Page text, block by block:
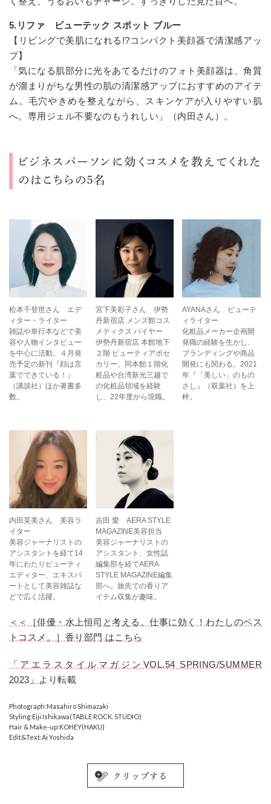
5.リファ ビューテック スポット ブルー
【リビングで美肌になれる!?コンパクト美顔器で清潔感アッ
プ】
「気になる肌部分に光をあてるだけのフォト美顔器は、角質
が溜まりがちな男性の肌の清潔感アップにおすすめのアイテ
ム。毛穴やきめを整えながら、スキンケアが入りやすい肌
へ。専用ジェル不要なのもうれしい」（内田さん）。
ビジネスパーソンに効くコスメを教えてくれた
のはこちらの５名
松本千登世さん エデ
ィター・ライター
雑誌や単行本などで美
容や人物インタビュー
を中心に活動。４月発
売予定の新刊『顔は言
葉でできている！』
（講談社）ほか著書多
数。
宮下美彩子さん 伊勢
丹新宿店 メンズ館コス
メティクス バイヤー
伊勢丹新宿店 本館地下
２階 ビューティアポセ
カリー、同本館１階化
粧品や台湾新光三越で
の化粧品領域を経験
し、22年度から現職。
AYANAさん ビューテ
ィライター
化粧品メーカー企画開
発職の経験を生かし、
ブランディングや商品
開発にも関わる。2021
年『「美しい」のもの
さし』（双葉社）を上
梓。
内田芙美さん 美容ラ
イター
美容ジャーナリストの
アシスタントを経て14
年にわたりビューティ
エディター、エキスパ
ートとして美容雑誌な
どで広く活躍。
吉田 愛 AERA STYLE
MAGAZINE美容担当
美容ジャーナリストの
アシスタント、女性誌
編集部を経てAERA
STYLE MAGAZINE編集
部へ。旅先での香りア
イテム収集が趣味。
＜＜［俳優・水上恒司と考える。仕事に効く！わたしのベス
トコスメ。］香り部門 はこちら
「アエラスタイルマガジンVOL.54 SPRING/SUMMER
2023」
より転載
Photograph:Masahiro Shimazaki
Styling:Eiji Ishikawa(TABLE ROCK. STUDIO)
Hair & Make-up:KOHEY(HAKU)
Edit&Text:Ai Yoshida